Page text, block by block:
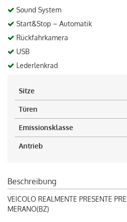
Sound System
Start&Stop – Automatik
Rückfahrkamera
USB
Lederlenkrad
Sitze
Türen
Emissionsklasse
Antrieb
Beschreibung
VEICOLO REALMENTE PRESENTE
MERANO(BZ)